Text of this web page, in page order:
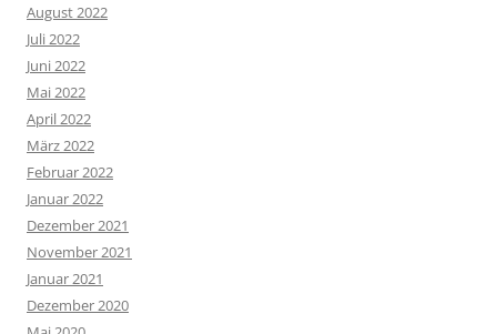
August 2022
Juli 2022
Juni 2022
Mai 2022
April 2022
März 2022
Februar 2022
Januar 2022
Dezember 2021
November 2021
Januar 2021
Dezember 2020